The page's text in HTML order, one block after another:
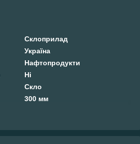
Склоприлад
Україна
Нафтопродукти
Ні
Скло
300 мм